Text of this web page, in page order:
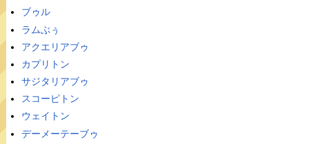
ブゥル
ラムぶぅ
アクエリアブゥ
カプリトン
サジタリアブゥ
スコーピトン
ウェイトン
デーメーテーブゥ